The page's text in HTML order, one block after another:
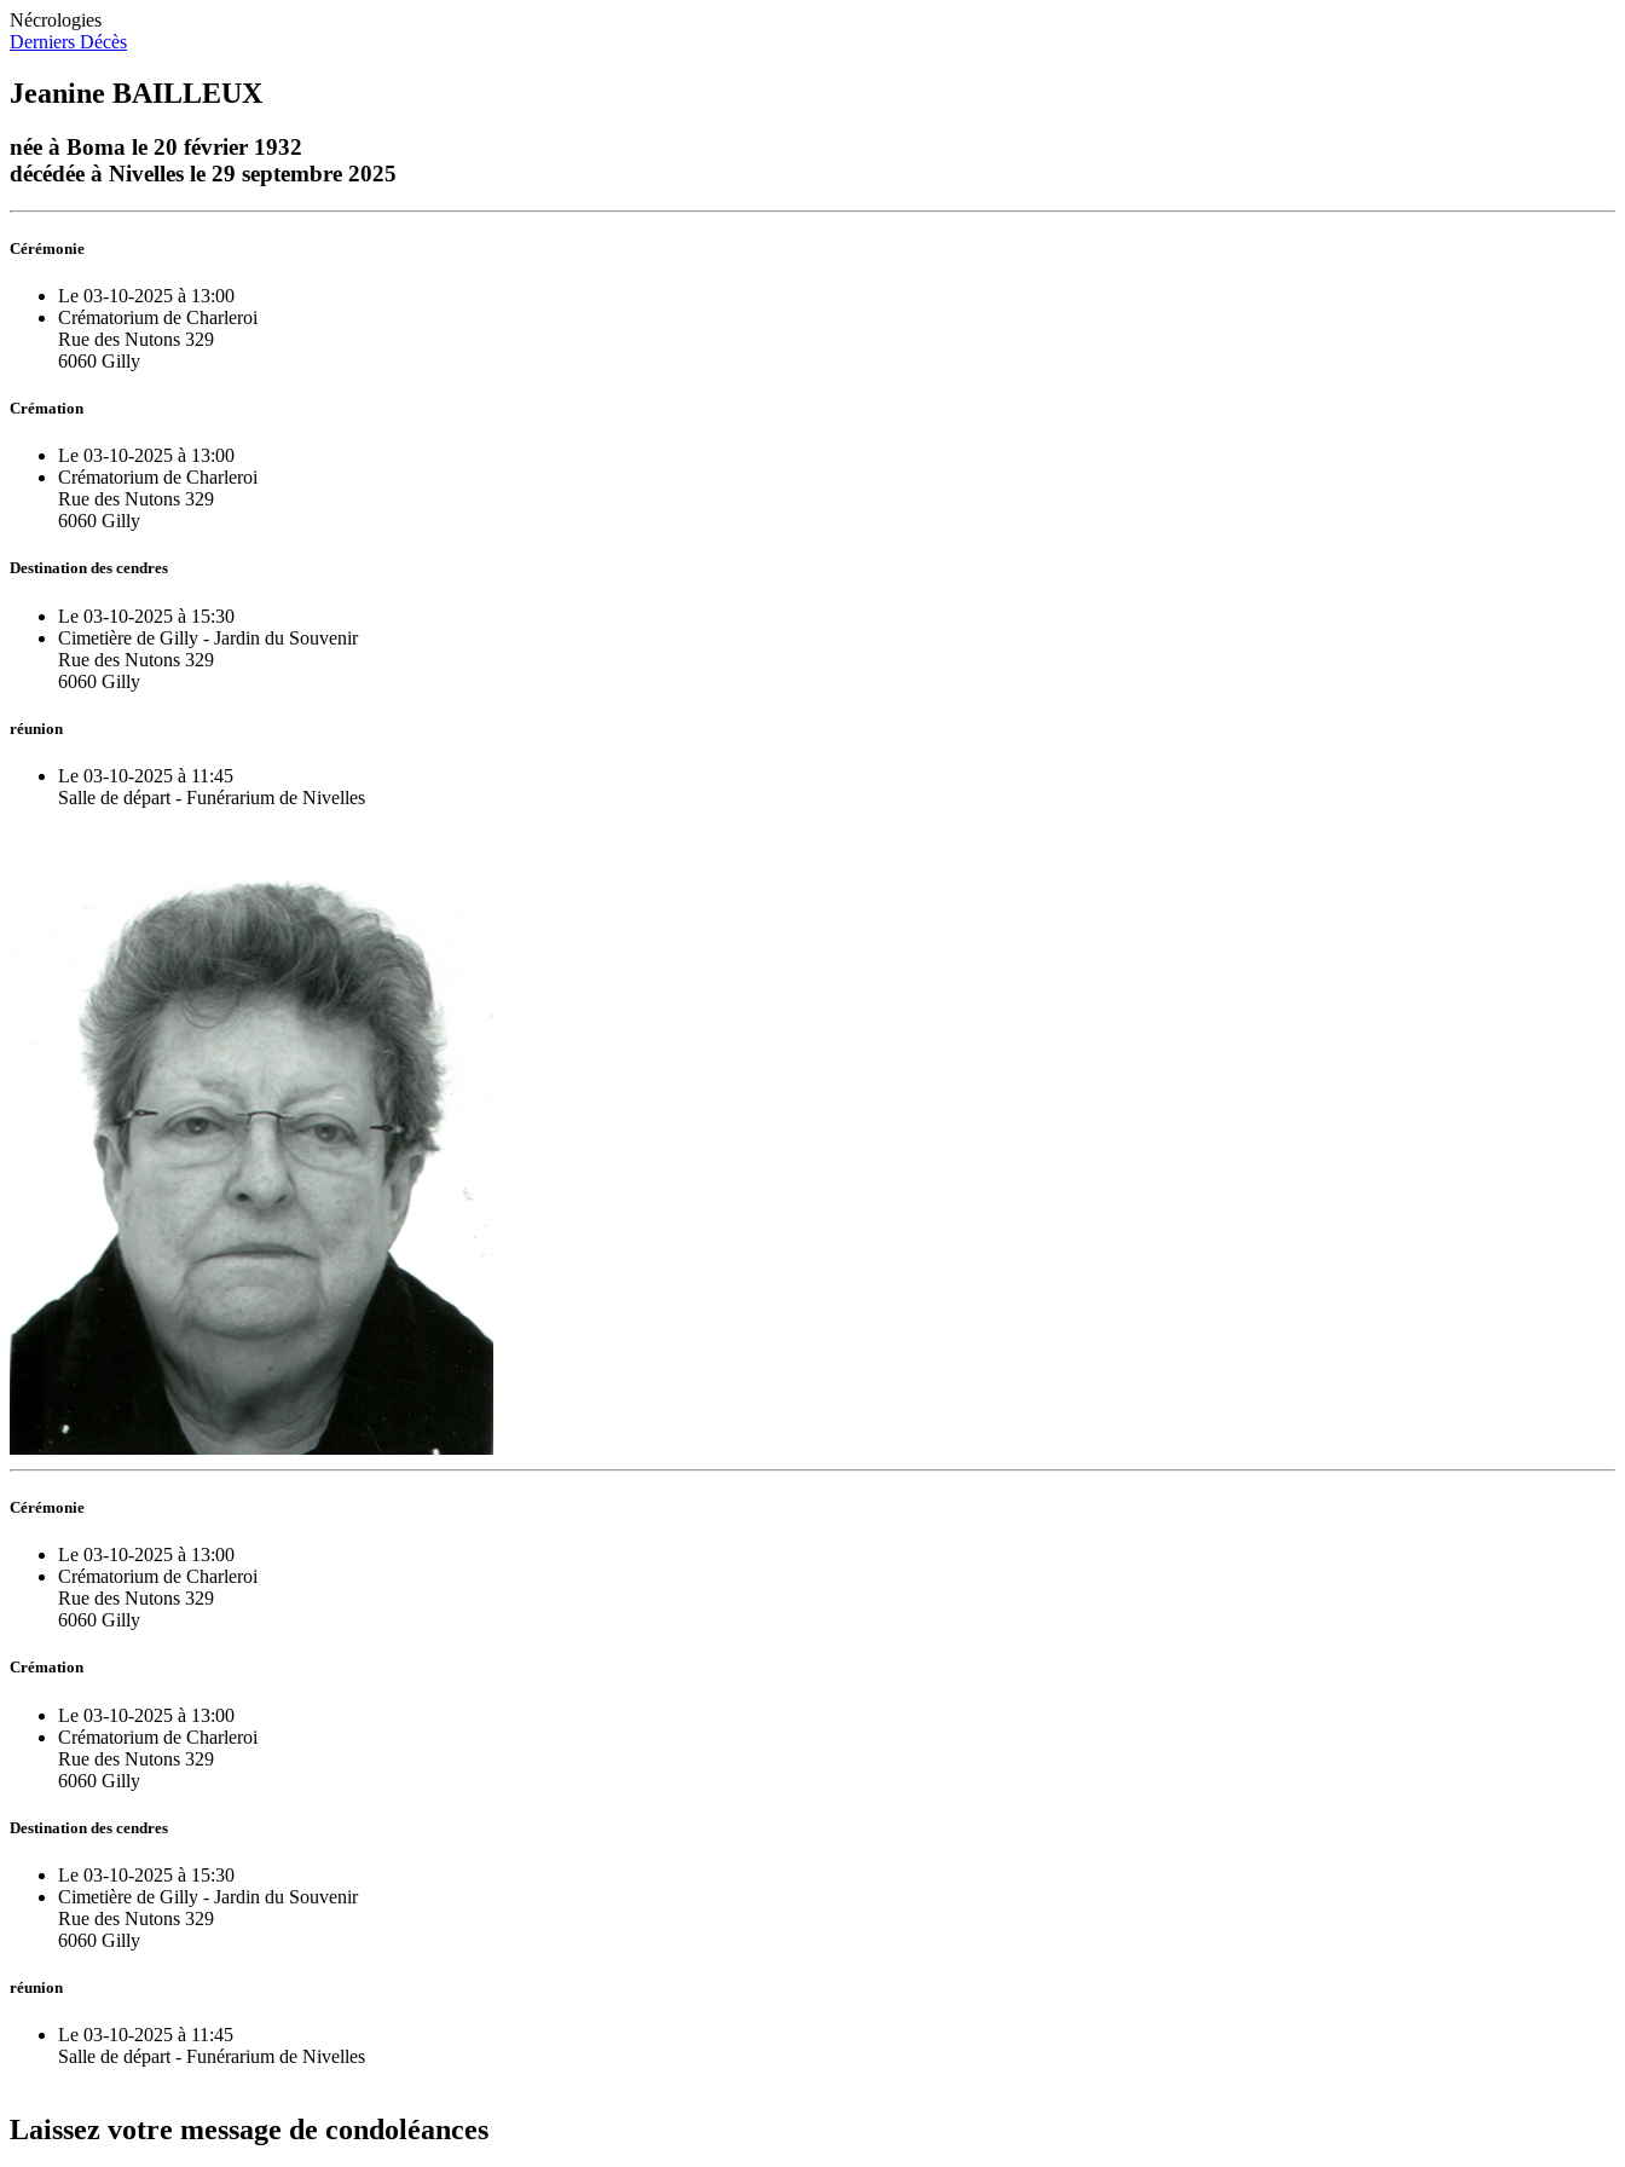
Nécrologies
Derniers Décès
Jeanine BAILLEUX
née à Boma le 20 février 1932
décédée à Nivelles le 29 septembre 2025
Cérémonie
Le 03-10-2025 à 13:00
Crématorium de Charleroi
Rue des Nutons 329
6060 Gilly
Crémation
Le 03-10-2025 à 13:00
Crématorium de Charleroi
Rue des Nutons 329
6060 Gilly
Destination des cendres
Le 03-10-2025 à 15:30
Cimetière de Gilly - Jardin du Souvenir
Rue des Nutons 329
6060 Gilly
réunion
Le 03-10-2025 à 11:45
Salle de départ - Funérarium de Nivelles
Cérémonie
Le 03-10-2025 à 13:00
Crématorium de Charleroi
Rue des Nutons 329
6060 Gilly
Crémation
Le 03-10-2025 à 13:00
Crématorium de Charleroi
Rue des Nutons 329
6060 Gilly
Destination des cendres
Le 03-10-2025 à 15:30
Cimetière de Gilly - Jardin du Souvenir
Rue des Nutons 329
6060 Gilly
réunion
Le 03-10-2025 à 11:45
Salle de départ - Funérarium de Nivelles
Laissez votre message de condoléances